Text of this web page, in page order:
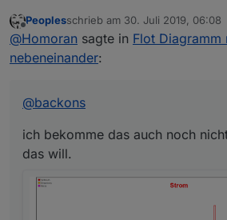
ich bekomme das auch noch
will.
Kann aber noch an meiner
Offline
Peoplesschrieb am 30. Juli 2019, 06:08
zuletzt editiert von
@Homoran sagte in Flot Diagramm
nebeneinander:
@backons
ich bekomme das auch noch
das will.